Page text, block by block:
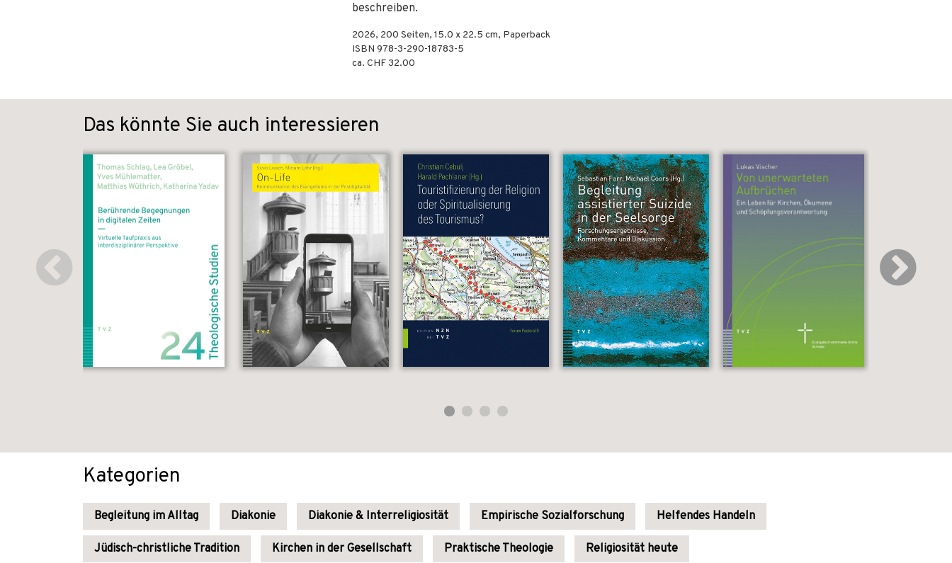
beschreiben.
2026, 200 Seiten, 15.0 x 22.5 cm, Paperback
ISBN 978-3-290-18783-5
ca. CHF 32.00
Das könnte Sie auch interessieren
Kategorien
Begleitung im Alltag Diakonie Diakonie & Interreligiosität Empirische Sozialforschung Helfendes Handeln
Jüdisch-christliche Tradition Kirchen in der Gesellschaft Praktische Theologie Religiosität heute